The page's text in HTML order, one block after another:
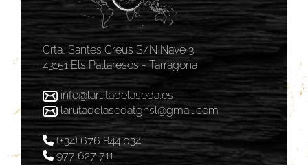
Crta, Santes Creus S/N Nave 3
43151 Els Pallaresos - Tarragona
info@larutadelaseda.es
larutadelasedatgnsl@gmail.com
(+34) 676 844 034
977 627 711